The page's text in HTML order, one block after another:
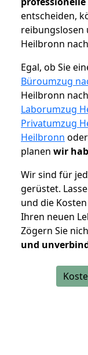
entscheiden,
reibungslosen
Heilbronn
Egal, ob Sie
Büroumzug
Heilbronn
Laborumzug
Privatumzug
Heilbronn oder
planen wir
Wir sind für
gerüstet.
und die
Ihren neuen
Zögern Sie
und